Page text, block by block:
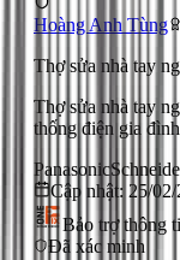
Hoàng Anh Tùng
Thợ sửa nhà tay
Thợ sửa nhà tay
thống điện gia đình
Panasonic
Cập nhật: 25/
Bảo trợ thông
Đã xác minh